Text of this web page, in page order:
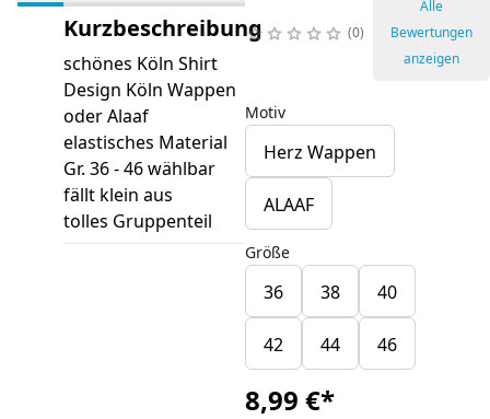
Kurzbeschreibung
schönes Köln Shirt
Design Köln Wappen
oder Alaaf
elastisches Material
Gr. 36 - 46 wählbar
fällt klein aus
tolles Gruppenteil
0
Alle
Bewertungen
anzeigen
Motiv
Herz Wappen
ALAAF
Größe
36 38 40
42 44 46
8,99 €*